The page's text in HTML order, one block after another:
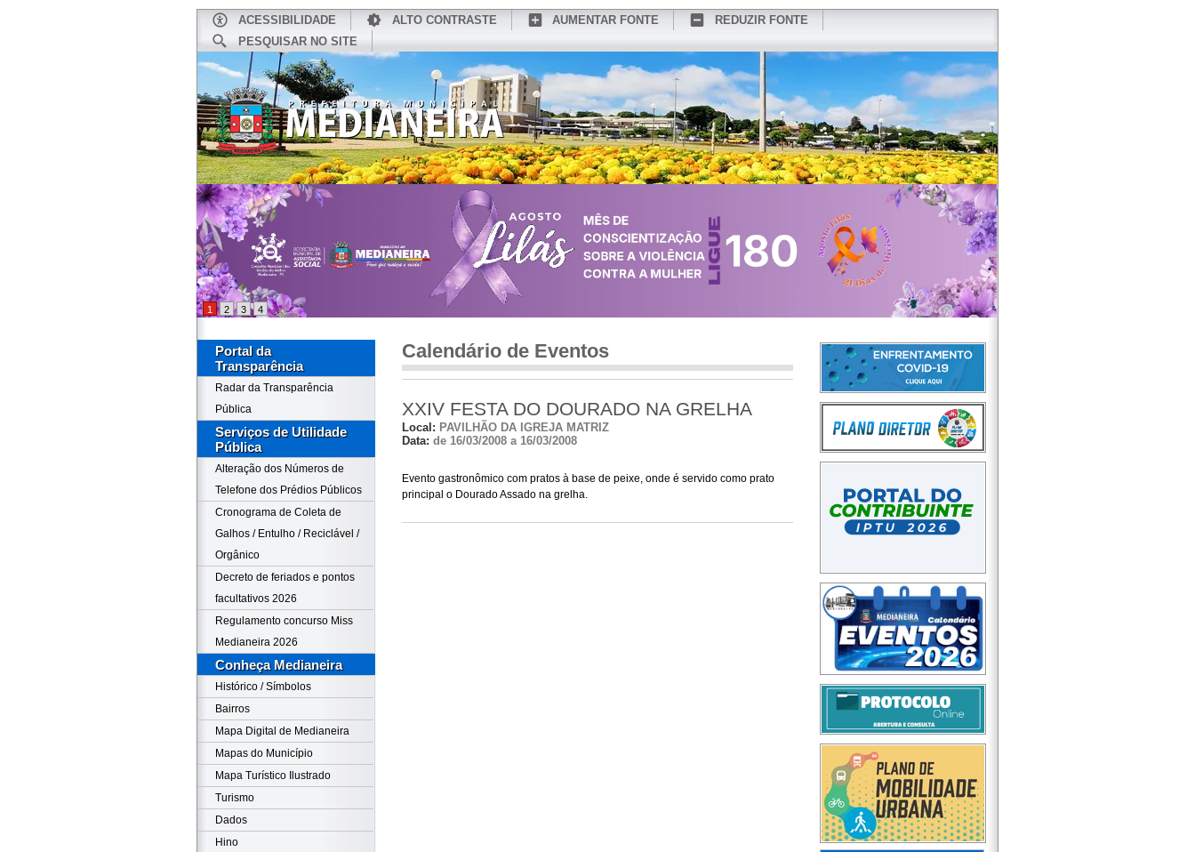
ACESSIBILIDADE ALTO CONTRASTE AUMENTAR FONTE
REDUZIR FONTE
PESQUISAR NO SITE
CONHEÇA MEDIANEIRA REDES SOCIAIS WEBMAIL
1 2 3 4
Portal da
Transparência
Radar da Transparência
Pública
Serviços de Utilidade
Pública
Alteração dos Números de
Telefone dos Prédios Públicos
Cronograma de Coleta de
Galhos / Entulho / Reciclável /
Orgânico
Decreto de feriados e pontos
facultativos 2026
Regulamento concurso Miss
Medianeira 2026
Conheça Medianeira
Histórico / Símbolos
Bairros
Mapa Digital de Medianeira
Mapas do Município
Mapa Turístico Ilustrado
Turismo
Dados
Hino
Calendário de Eventos
XXIV FESTA DO DOURADO NA GRELHA
Local: PAVILHÃO DA IGREJA MATRIZ
Data: de 16/03/2008 a 16/03/2008
Evento gastronômico com pratos à base de peixe, onde é servido como prato
principal o Dourado Assado na grelha.